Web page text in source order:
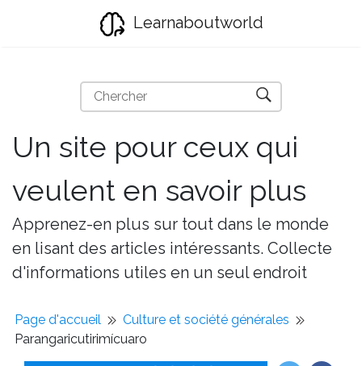
Learnaboutworld
Un site pour ceux qui
veulent en savoir plus
Apprenez-en plus sur tout dans le monde
en lisant des articles intéressants. Collecte
d'informations utiles en un seul endroit
Page d'accueil
Culture et société générales
Parangaricutirimícuaro